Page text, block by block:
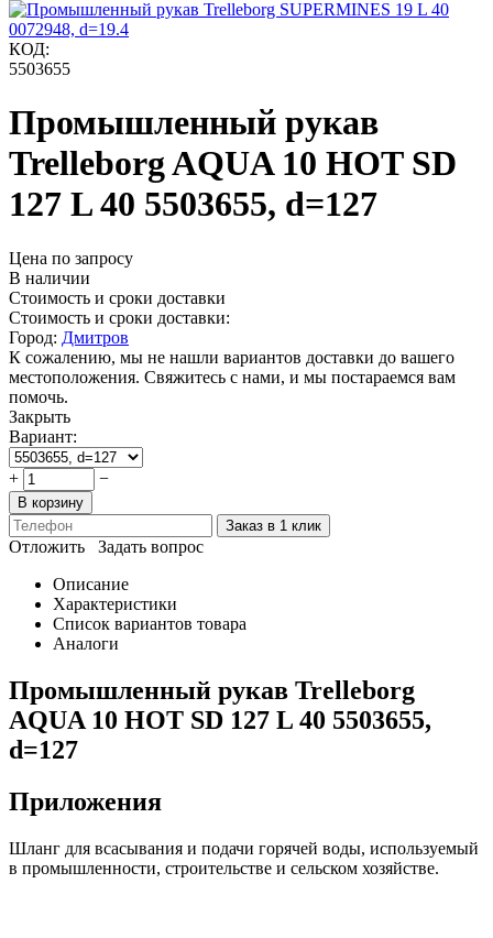
КОД:
5503655
Промышленный рукав
Trelleborg AQUA 10 HOT SD
127 L 40 5503655, d=127
Цена по запросу
В наличии
Стоимость и сроки доставки
Стоимость и сроки доставки:
Город: Дмитров
К сожалению, мы не нашли вариантов доставки до вашего
местоположения. Свяжитесь с нами, и мы постараемся вам
помочь.
Закрыть
Вариант:
+ −
В корзину
Заказ в 1 клик
Отложить
Задать вопрос
Описание
Характеристики
Список вариантов товара
Аналоги
Промышленный рукав Trelleborg
AQUA 10 HOT SD 127 L 40 5503655,
d=127
Приложения
Шланг для всасывания и подачи горячей воды, используемый
в промышленности, строительстве и сельском хозяйстве.